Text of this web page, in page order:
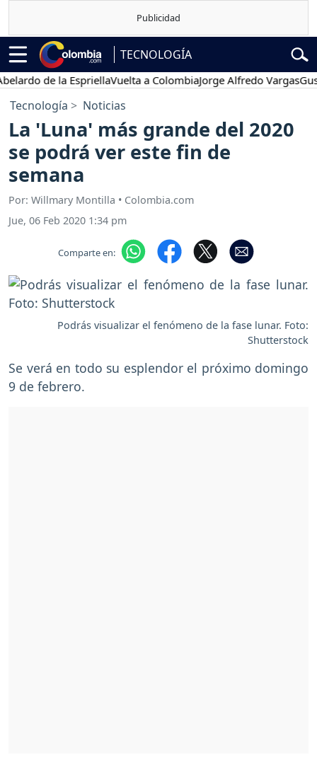
TECNOLOGÍA
de la EspriellaVuelta a ColombiaJorge Alfredo Vargas
Tecnología Noticias
La 'Luna' más grande del 2020
se podrá ver este fin de
semana
Por: Willmary Montilla • Colombia.com
Jue, 06 Feb 2020 1:34 pm
Comparte en:
Podrás visualizar el fenómeno de la fase lunar. Foto:
Shutterstock
Se verá en todo su esplendor el próximo domingo
9 de febrero.